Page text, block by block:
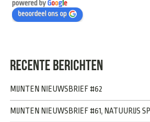
powered byGooge
beoordeel ons op
RECENTE BERICHTEN
MIJNTEN NIEUWSBRIEF #62
MIJNTEN NIEUWSBRIEF #61, NATUURIJS